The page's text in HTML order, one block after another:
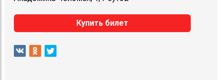
Купить билет